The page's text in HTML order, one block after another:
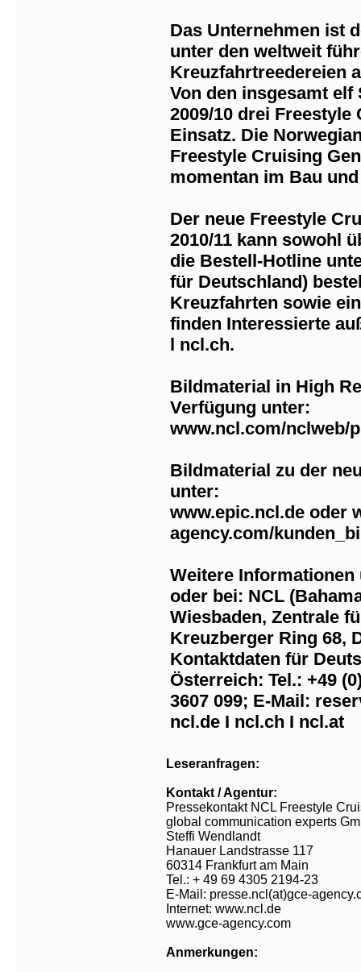
Das Unternehmen ist
unter den weltweit
Kreuzfahrtreedereien
Von den insgesamt
2009/10 drei
Einsatz. Die
Freestyle Cruising
momentan im Bau
Der neue Freestyle
2010/11 kann sowohl
die Bestell-Hotline
für Deutschland)
Kreuzfahrten sowie
finden Interessierte
l ncl.ch.
Bildmaterial in High
Verfügung unter:
www.ncl.com/nclweb/
Bildmaterial zu der
unter:
www.epic.ncl.de oder
agency.com/
Weitere
oder bei: NCL
Wiesbaden, Zentrale
Kreuzberger Ring 68,
Kontaktdaten für
Österreich: Tel.: +49
3607 099; E-Mail:
ncl.de I ncl.ch I ncl.at
Leseranfragen:
Kontakt / Agentur:
Pressekontakt NCL Freestyle
global communication experts
Steffi Wendlandt
Hanauer Landstrasse 117
60314 Frankfurt am Main
Tel.: + 49 69 4305 2194-23
E-Mail: presse.ncl(at)gce-
Internet: www.ncl.de
www.gce-agency.com
Anmerkungen: